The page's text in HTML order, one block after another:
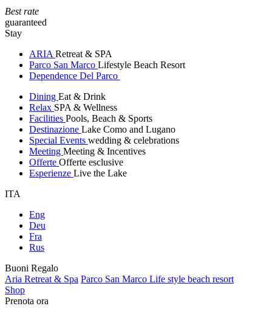
Best rate
guaranteed
Stay
ARIA Retreat & SPA
Parco San Marco Lifestyle Beach Resort
Dependence Del Parco
Dining Eat & Drink
Relax SPA & Wellness
Facilities Pools, Beach & Sports
Destinazione Lake Como and Lugano
Special Events wedding & celebrations
Meeting Meeting & Incentives
Offerte Offerte esclusive
Esperienze Live the Lake
ITA
Eng
Deu
Fra
Rus
Buoni Regalo
Aria Retreat & Spa Parco San Marco Life style beach resort
Shop
Prenota ora